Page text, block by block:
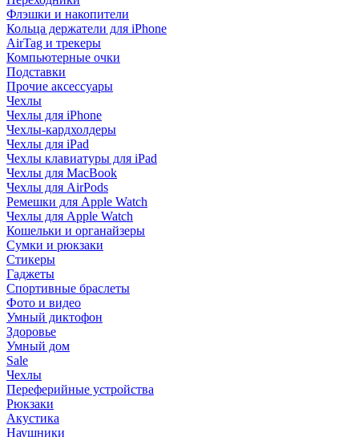
Флэшки и накопители
Кольца держатели для iPhone
AirTag и трекеры
Компьютерные очки
Подставки
Прочие аксессуары
Чехлы
Чехлы для iPhone
Чехлы-кардхолдеры
Чехлы для iPad
Чехлы клавиатуры для iPad
Чехлы для MacBook
Чехлы для AirPods
Ремешки для Apple Watch
Чехлы для Apple Watch
Кошельки и органайзеры
Сумки и рюкзаки
Стикеры
Гаджеты
Спортивные браслеты
Фото и видео
Умный диктофон
Здоровье
Умный дом
Sale
Чехлы
Переферийные устройства
Рюкзаки
Акустика
Наушники